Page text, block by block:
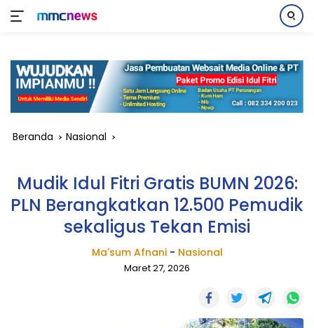
konten
Beranda Nasional
Mudik Idul Fitri Gratis BUMN 2026:
PLN Berangkatkan 12.500 Pemudik
sekaligus Tekan Emisi
Ma'sum Afnani- Nasional
Maret 27, 2026